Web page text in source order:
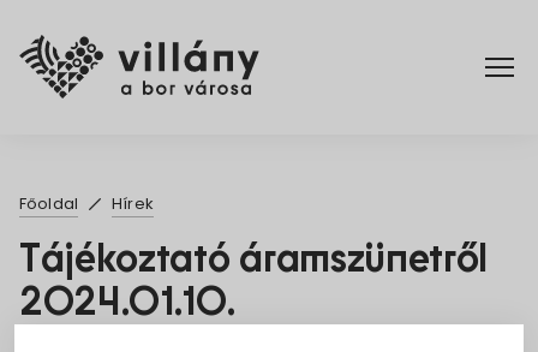
Elérhetőségek
Főoldal Hírek
Tájékoztató áramszünetről
2024.01.10.